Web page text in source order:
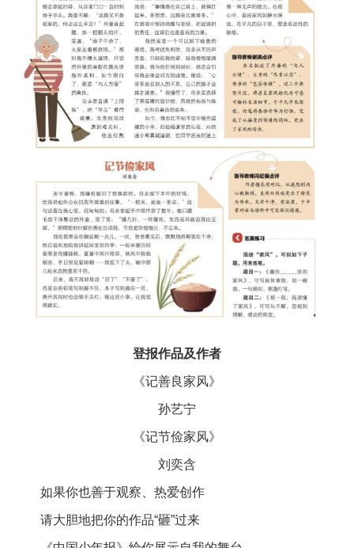
登报作品及作者
《记善良家风》
孙艺宁
《记节俭家风》
刘奕含
如果你也善于观察、热爱创作
请大胆地把你的作品“砸”过来